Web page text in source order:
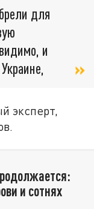
для
и
эксперт,
и сотнях